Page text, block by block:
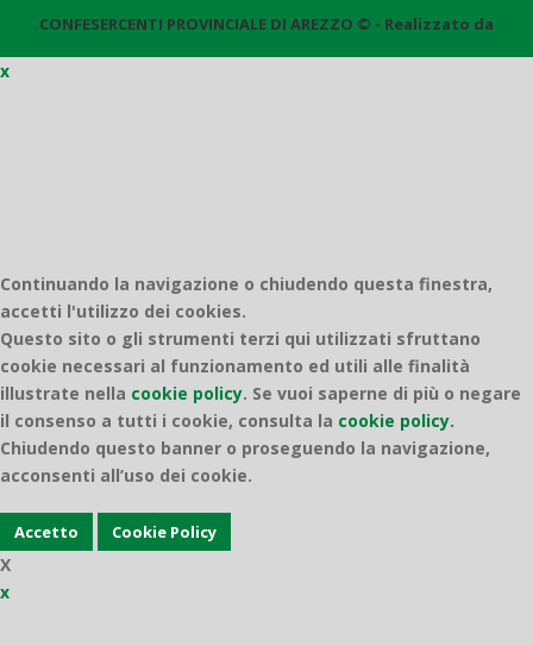
CONFESERCENTI PROVINCIALE DI AREZZO © - Realizzato da
x
Continuando la navigazione o chiudendo questa finestra,
accetti l'utilizzo dei cookies.
Questo sito o gli strumenti terzi qui utilizzati sfruttano
cookie necessari al funzionamento ed utili alle finalità
illustrate nella cookie policy. Se vuoi saperne di più o negare
il consenso a tutti i cookie, consulta la cookie policy.
Chiudendo questo banner o proseguendo la navigazione,
acconsenti all’uso dei cookie.
Accetto Cookie Policy
X
x